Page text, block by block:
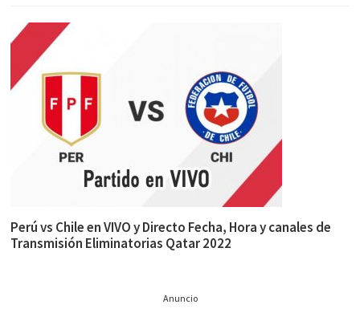
Perú vs Chile en VIVO y Directo Fecha, Hora y canales de
Transmisión Eliminatorias Qatar 2022
Anuncio